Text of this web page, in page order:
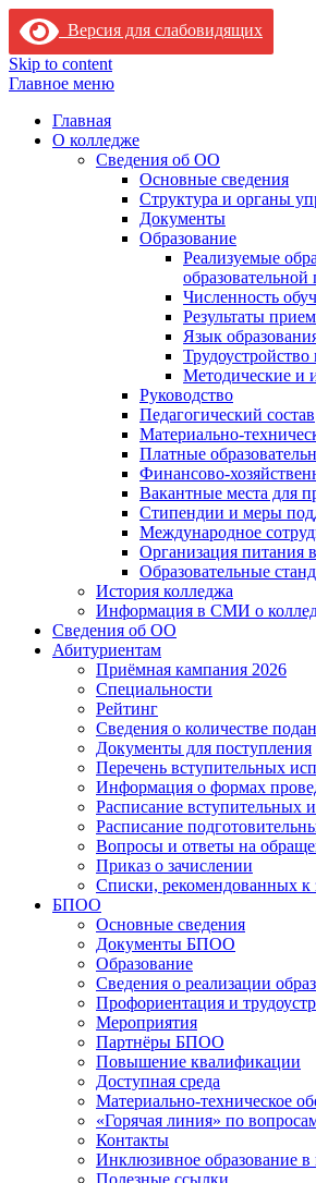
Версия для слабовидящих
Skip to content
Главное меню
Главная
О колледже
Сведения об ОО
Основные сведения
Структура и органы
Документы
Образование
Реализуемые
Численность
Результаты
Язык
Методические и
Руководство
Педагогический состав
Материально-
Платные
Финансово-
Вакантные места для
Стипендии и меры
Международное
Организация питания
Образовательные
История колледжа
Информация в СМИ о
Сведения об ОО
Абитуриентам
Приёмная кампания 2026
Специальности
Рейтинг
Сведения о количестве
Документы для поступления
Перечень вступительных
Информация о формах
Расписание вступительных
Расписание
Вопросы и ответы на
Приказ о зачислении
Списки, рекомендованных к
БПОО
Основные сведения
Документы БПОО
Образование
Сведения о реализации
Профориентация и
Мероприятия
Партнёры БПОО
Повышение квалификации
Доступная среда
Материально-техническое
«Горячая линия» по
Контакты
Инклюзивное образование в
Полезные ссылки